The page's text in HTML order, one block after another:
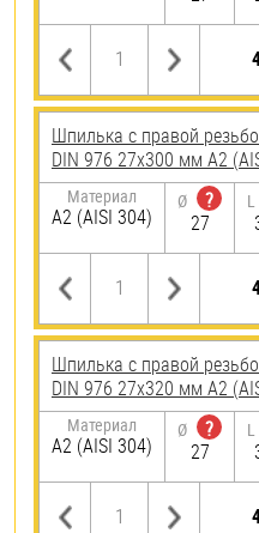
Шпилька с правой
DIN 976 27х300 мм А2
Материал
А2 (AISI 304)
Ø
?
27
L
Шпилька с правой
DIN 976 27х320 мм А2
Материал
А2 (AISI 304)
Ø
?
27
L